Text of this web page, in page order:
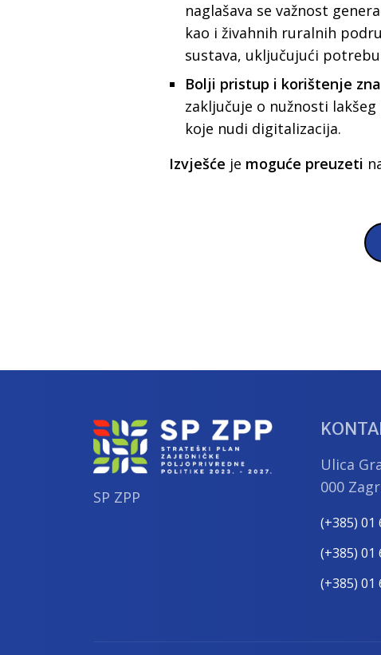
naglašava se važnost
kao i živahnih ruralnih
sustava, uključujući
Bolji pristup i korištenje
zaključuje o nužnosti
koje nudi digitalizacija.
Izvješće je moguće preuzeti
SP ZPP
Ulica
000
(+385) 01
(+385) 01
(+385) 01